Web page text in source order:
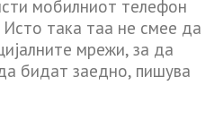
мобилниот телефон
Исто така таа не смее да
мрежи, за да
бидат заедно, пишува